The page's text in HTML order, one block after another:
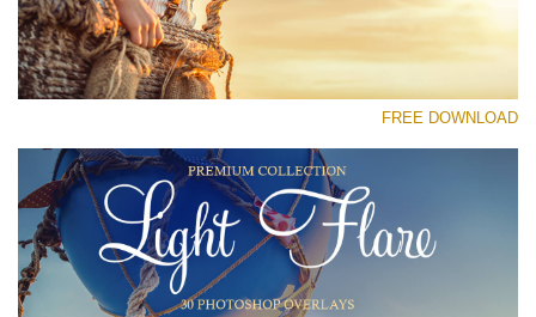
Small 800*533px
(30 Overlays)
Fairy Tale (344 Overlays)
Large 6000*4000px
Entire Collection
FREE DOWNLOAD